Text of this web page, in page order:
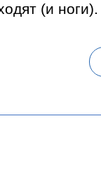
(и ноги).